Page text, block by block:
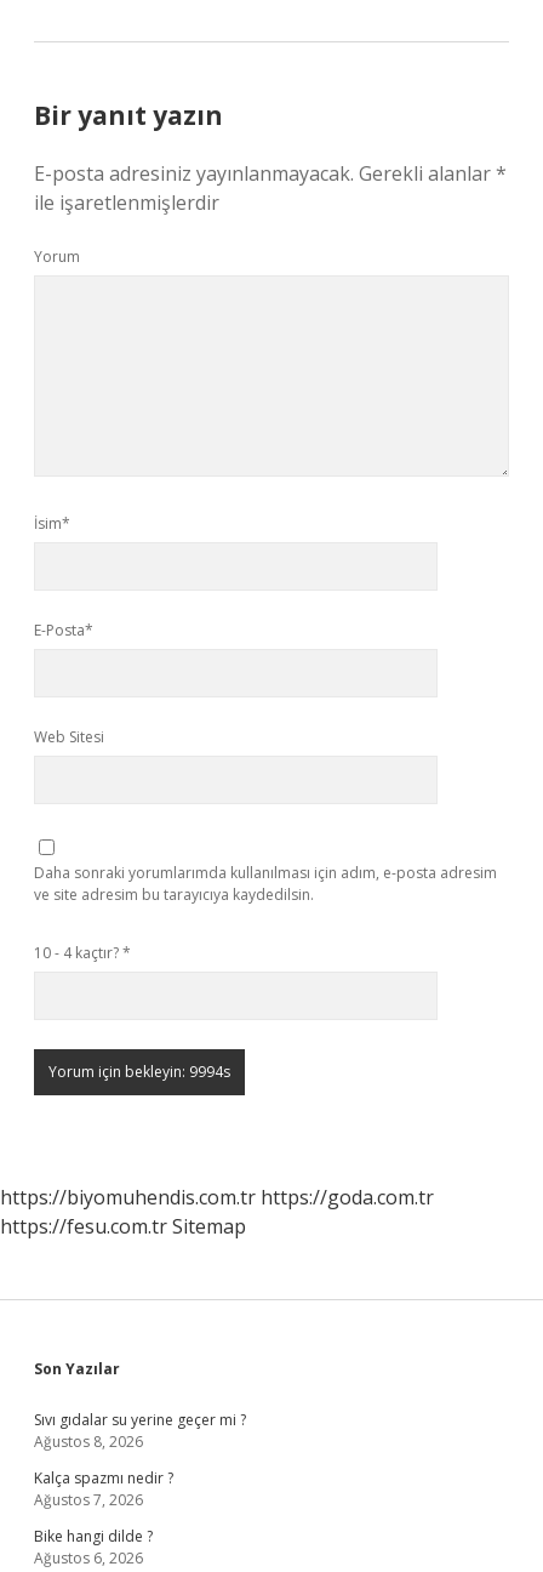
Bir yanıt yazın
E-posta adresiniz yayınlanmayacak. Gerekli alanlar*
ile işaretlenmişlerdir
Yorum
İsim*
E-Posta*
Web Sitesi
Daha sonraki yorumlarımda kullanılması için adım, e-posta adresim
ve site adresim bu tarayıcıya kaydedilsin.
10 - 4 kaçtır?*
https://biyomuhendis.com.tr https://goda.com.tr
https://fesu.com.trSitemap
Sidebar
Son Yazılar
Sıvı gıdalar su yerine geçer mi ?
Ağustos 8, 2026
Kalça spazmı nedir ?
Ağustos 7, 2026
Bike hangi dilde ?
Ağustos 6, 2026